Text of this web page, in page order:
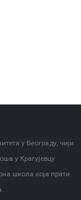
у Београду, чији
у Крагујевцу
школа која прати